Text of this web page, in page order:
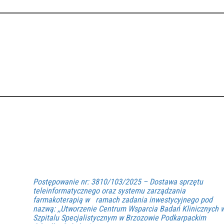
Postępowanie nr: 3810/103/2025 – Dostawa sprzętu
teleinformatycznego oraz systemu zarządzania
farmakoterapią w ramach zadania inwestycyjnego pod
nazwą: ,,Utworzenie Centrum Wsparcia Badań Klinicznych
Szpitalu Specjalistycznym w Brzozowie Podkarpackim